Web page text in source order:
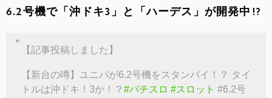
6.2号機で「沖ドキ3」と「ハーデス」が開発中!?
【記事投稿しました】
【新台の噂】ユニバが6.2号機をスタンバイ！？ タイ
トルは沖ドキ！3か！？ #パチスロ #スロット #6.2号